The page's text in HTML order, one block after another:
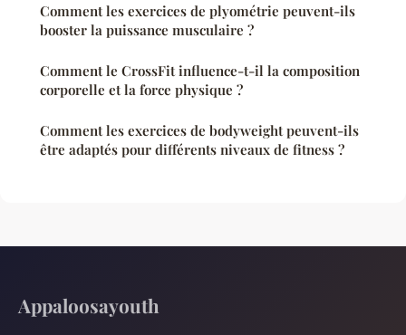
Comment les exercices de plyométrie peuvent-ils
booster la puissance musculaire ?
Comment le CrossFit influence-t-il la composition
corporelle et la force physique ?
Comment les exercices de bodyweight peuvent-ils
être adaptés pour différents niveaux de fitness ?
Appaloosayouth